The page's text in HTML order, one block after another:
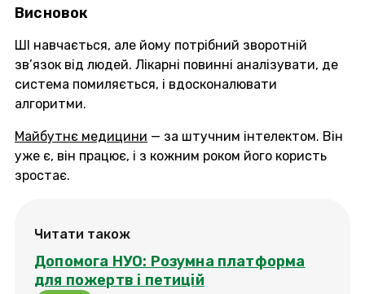
Висновок
ШІ навчається, але йому потрібний зворотній
зв’язок від людей. Лікарні повинні аналізувати, де
система помиляється, і вдосконалювати
алгоритми.
Майбутнє медицини — за штучним інтелектом. Він
уже є, він працює, і з кожним роком його користь
зростає.
Читати також
Допомога НУО: Розумна платформа
для пожертв і петицій